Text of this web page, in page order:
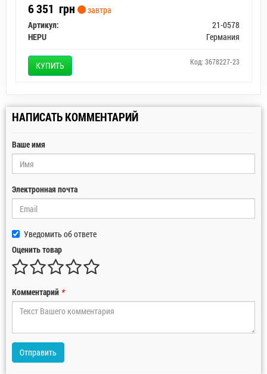
6 351 грн
завтра
Артикул:
21-0578
HEPU
Германия
КУПИТЬ Код: 3678227-23
НАПИСАТЬ КОММЕНТАРИЙ
Ваше имя
Электронная почта
Уведомить об ответе
Оценить товар
Комментарий *
Отправить